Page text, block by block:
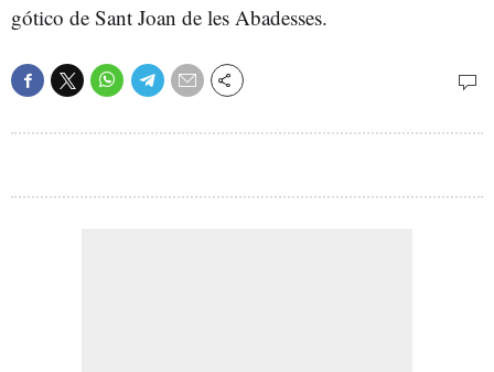
gótico de Sant Joan de les Abadesses.